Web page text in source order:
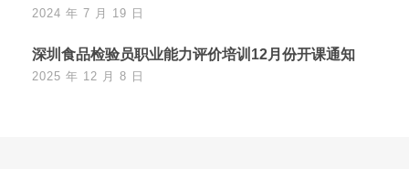
2024 年 7 月 19 日
深圳食品检验员职业能力评价培训12月份开课通知
2025 年 12 月 8 日